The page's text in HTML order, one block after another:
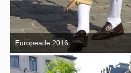
Europeade 2016
7. September 2016